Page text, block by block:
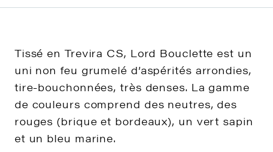
Tissé en Trevira CS, Lord Bouclette est un
uni non feu grumelé d’aspérités arrondies,
tire-bouchonnées, très denses. La gamme
de couleurs comprend des neutres, des
rouges (brique et bordeaux), un vert sapin
et un bleu marine.